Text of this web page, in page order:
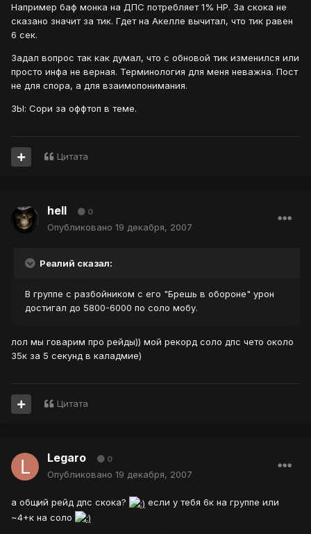
Например баф монка на ДПС потребляет 1% НР. За скока не
сказано значит за тик. Гдет на Акелле вычитал, что тик равен
6 сек.
Задал вопрос так как думал, что с обновой тик изменился или
просто инфа не верная. Терминология для меня неважна. Пост
не для спора, а для взаимопонимания.
ЗЫ: Сори за оффтоп в теме.
Цитата
hell 0
Опубликовано 19 декабря, 2007
Реалий сказал:
В группе с разбойником с его "Брешь в обороне" урон
достигал до 5800-6000 по соло мобу.
лол мы говарим про рейды)) мой рекорд соло дпс чето около
35к за 5 секунд в каладмие)
Цитата
Legaro 0
Опубликовано 19 декабря, 2007
а общий рейд дпс скока?
если у тебя 6к на группе или
~4+к на соло